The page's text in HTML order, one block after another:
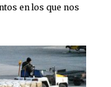
en los que nos